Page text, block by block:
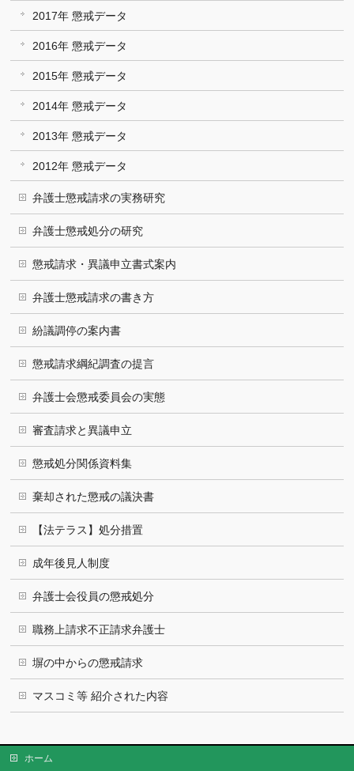
2017年 懲戒データ
2016年 懲戒データ
2015年 懲戒データ
2014年 懲戒データ
2013年 懲戒データ
2012年 懲戒データ
弁護士懲戒請求の実務研究
弁護士懲戒処分の研究
懲戒請求・異議申立書式案内
弁護士懲戒請求の書き方
紛議調停の案内書
懲戒請求綱紀調査の提言
弁護士会懲戒委員会の実態
審査請求と異議申立
懲戒処分関係資料集
棄却された懲戒の議決書
【法テラス】処分措置
成年後見人制度
弁護士会役員の懲戒処分
職務上請求不正請求弁護士
塀の中からの懲戒請求
マスコミ等 紹介された内容
ホーム